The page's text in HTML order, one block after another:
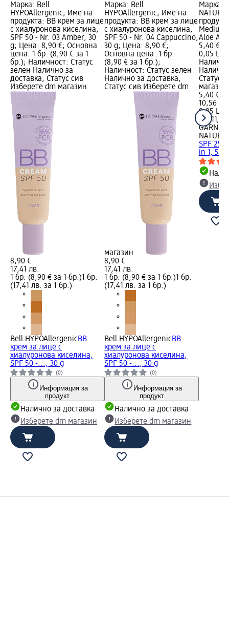
Марка: Bell
HYPOAllergenic; Име на
продукта: BB крем за лице
с хиалуронова киселина,
SPF 50 - Nr. 03 Amber, 30
g; Цена: 8,90 €; Основна
цена: 1 бр. (8,90 € за 1
бр.); Наличност: Статус
зелен Налично за
доставка, Статус сив
Изберете dm магазин
8,90 €
17,41 лв.
1 бр. (8,90 € за 1 бр.)1 бр.
(17,41 лв. за 1 бр.)
Bell HYPOAllergenicBB
крем за лице с
хиалуронова киселина,
SPF 50 -..., 30 g
(0)
Информация за
продукт
Налично за доставка
Изберете dm магазин
Марка: Bell
HYPOAllergenic; Име на
продукта: BB крем за лице
с хиалуронова киселина,
SPF 50 - Nr. 04 Cappuccino,
30 g; Цена: 8,90 €;
Основна цена: 1 бр.
(8,90 € за 1 бр.);
Наличност: Статус зелен
Налично за доставка,
Статус сив Изберете dm
магазин
8,90 €
17,41 лв.
1 бр. (8,90 € за 1 бр.)1 бр.
(17,41 лв. за 1 бр.)
Bell HYPOAllergenicBB
крем за лице с
хиалуронова киселина,
SPF 50 -..., 30 g
(0)
Информация за
продукт
Налично за доставка
Изберете dm магазин
Марка:
Medium
Aloe All
5,40 €;
0,05 L
Статус
магазин
5,40 €
10,56 лв.
0,05 L
L
SPF 25
in 1, 50